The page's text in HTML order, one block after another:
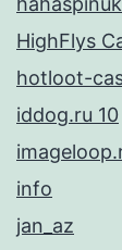
HighFlys
hotloot-
iddog.ru 10
info
jan_az